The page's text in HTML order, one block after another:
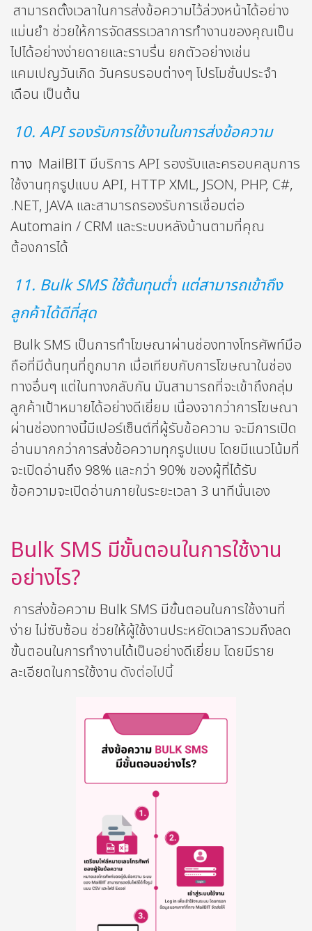
สามารถตั้งเวลาในการส่งข้อความไว้ล่วงหน้าได้อย่าง
แม่นยำ ช่วยให้การจัดสรรเวลาการทำงานของคุณเป็น
ไปได้อย่างง่ายดายและราบรื่น ยกตัวอย่างเช่น
แคมเปญวันเกิด วันครบรอบต่างๆ โปรโมชั่นประจำ
เดือน เป็นต้น
10. API รองรับการใช้งานในการส่งข้อความ
ทาง MailBIT มีบริการ API รองรับและครอบคลุมการ
ใช้งานทุกรูปแบบ API, HTTP XML, JSON, PHP, C#,
.NET, JAVA และสามารถรองรับการเชื่อมต่อ
Automain / CRM และระบบหลังบ้านตามที่คุณ
ต้องการได้
11. Bulk SMS ใช้ต้นทุนต่ำ แต่สามารถเข้าถึง
ลูกค้าได้ดีที่สุด
Bulk SMS เป็นการทำโฆษณาผ่านช่องทางโทรศัพท์มือ
ถือที่มีต้นทุนที่ถูกมาก เมื่อเทียบกับการโฆษณาในช่อง
ทางอื่นๆ แต่ในทางกลับกัน มันสามารถที่จะเข้าถึงกลุ่ม
ลูกค้าเป้าหมายได้อย่างดีเยี่ยม เนื่องจากว่าการโฆษณา
ผ่านช่องทางนี้มีเปอร์เซ็นต์ที่ผู้รับข้อความ จะมีการเปิด
อ่านมากกว่าการส่งข้อความทุกรูปแบบ โดยมีแนวโน้มที่
จะเปิดอ่านถึง 98% และกว่า 90% ของผู้ที่ได้รับ
ข้อความจะเปิดอ่านภายในระยะเวลา 3 นาทีนั่นเอง
Bulk SMS มีขั้นตอนในการใช้งาน
อย่างไร?
การส่งข้อความ Bulk SMS มีขั้นตอนในการใช้งานที่
ง่าย ไม่ซับซ้อน ช่วยให้ผู้ใช้งานประหยัดเวลารวมถึงลด
ขั้นตอนในการทำงานได้เป็นอย่างดีเยี่ยม โดยมีราย
ละเอียดในการใช้งาน ดังต่อไปนี้